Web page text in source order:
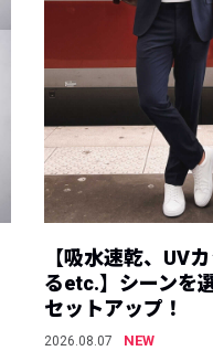
【吸水速乾、UV
るetc.】シーンを
セットアップ！
2026.08.07
NEW